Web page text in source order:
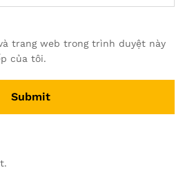
trang web trong trình duyệt này
của tôi.